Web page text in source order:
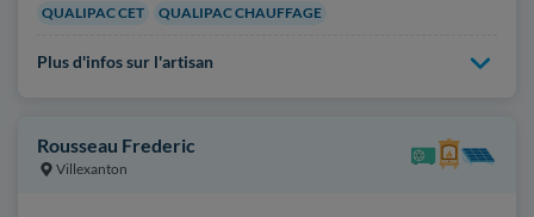
QUALIPAC CET QUALIPAC CHAUFFAGE
Plus d'infos sur l'artisan
Rousseau Frederic
Villexanton